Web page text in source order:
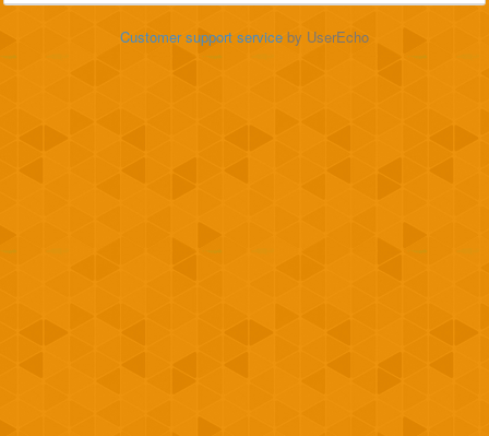
Customer support service by UserEcho